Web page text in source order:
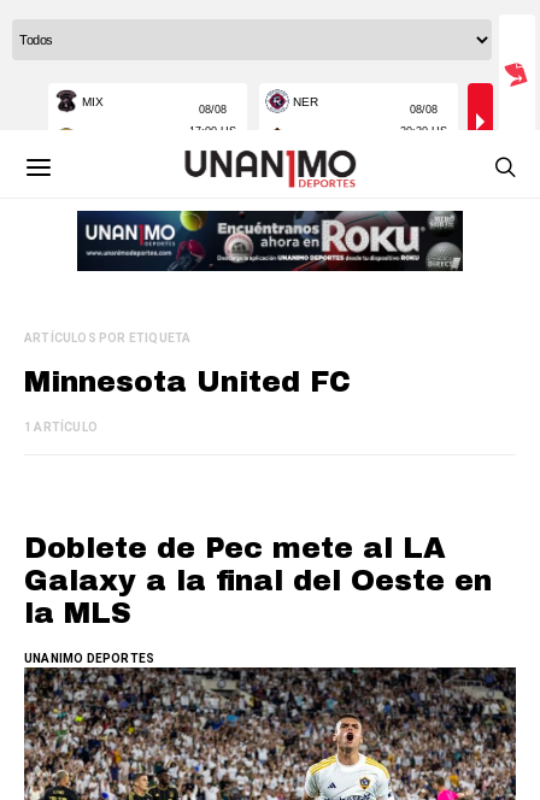
ARTÍCULOS POR ETIQUETA
Minnesota United FC
1 ARTÍCULO
Doblete de Pec mete al LA
Galaxy a la final del Oeste en
la MLS
UNANIMO DEPORTES